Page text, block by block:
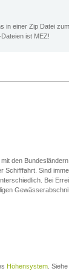
in einer Zip Datei
ist MEZ!
den
Sind
Bei
Höhensystem .